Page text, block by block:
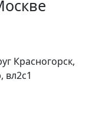
Красногорск,
вл2с1